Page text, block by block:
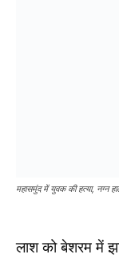
महासमुंद में युवक की हत्या, नग्न
लाश को बेशरम में